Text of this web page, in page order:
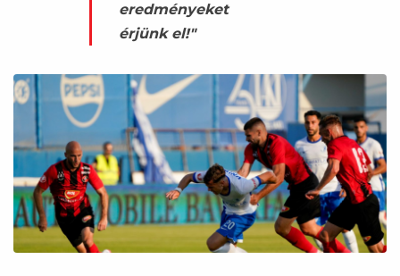
eredményeket
érjünk el!"